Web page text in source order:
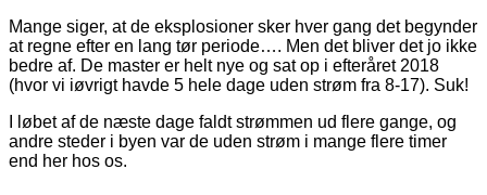
Mange siger, at de eksplosioner sker hver gang det begynder
at regne efter en lang tør periode…. Men det bliver det jo ikke
bedre af. De master er helt nye og sat op i efteråret 2018
(hvor vi iøvrigt havde 5 hele dage uden strøm fra 8-17). Suk!
I løbet af de næste dage faldt strømmen ud flere gange, og
andre steder i byen var de uden strøm i mange flere timer
end her hos os.